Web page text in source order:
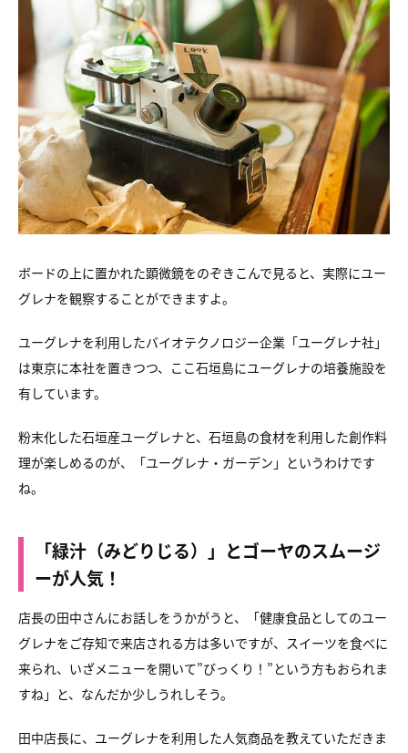
ボードの上に置かれた顕微鏡をのぞきこんで見ると、 実際にユー
グレナを観察することができますよ。
ユーグレナを利用したバイオテクノロジー企業「ユーグレナ社」
は東京に本社を置きつつ、 ここ石垣島にユーグレナの培養施設を
有しています。
粉末化した石垣産ユーグレナと、 石垣島の食材を利用した創作料
理が楽しめるのが、
「ユーグレナ・ガーデン」というわけです
ね。
「緑汁（みどりじる）」とゴーヤのスムージ
ーが人気！
店長の田中さんにお話しをうかがうと、
「健康食品としてのユー
グレナをご存知で来店される方は多いですが、 スイーツを食べに
来られ、いざメニューを開いて”びっくり！”という方もおられま
すね」と、なんだか少しうれしそう。
田中店長に、ユーグレナを利用した人気商品を教えていただきま